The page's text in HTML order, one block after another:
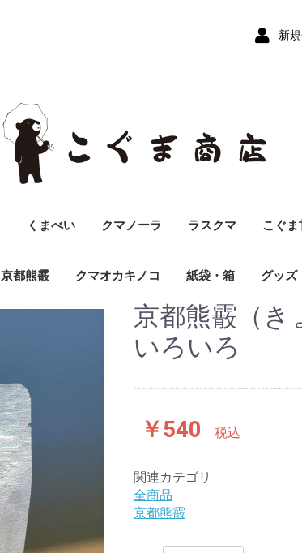
新
くまべい クマノーラ ラスクマ こぐま
京都熊霰 クマオカキノコ 紙袋・箱 グッズ
京都熊霰（き
いろいろ
￥540 税込
関連カテゴリ
全商品
京都熊霰